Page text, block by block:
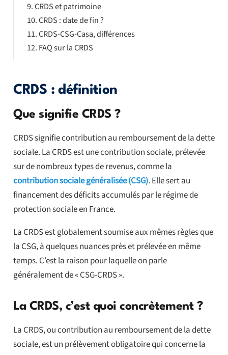
CRDS : définition
Que signifie CRDS ?
CRDS signifie contribution au remboursement de la dette
sociale. La CRDS est une contribution sociale, prélevée
sur de nombreux types de revenus, comme la
contribution sociale généralisée (CSG). Elle sert au
financement des déficits accumulés par le régime de
protection sociale en France.
La CRDS est globalement soumise aux mêmes règles que
la CSG, à quelques nuances près et prélevée en même
temps. C’est la raison pour laquelle on parle
généralement de « CSG-CRDS ».
La CRDS, c’est quoi concrètement ?
La CRDS, ou contribution au remboursement de la dette
sociale, est un prélèvement obligatoire qui concerne la
CRDS et patrimoine
CRDS : date de fin ?
CRDS-CSG-Casa, différences
FAQ sur la CRDS